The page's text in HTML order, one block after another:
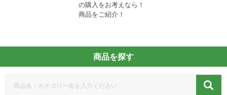
の購入をお考えなら！
商品をご紹介！
商品を探す